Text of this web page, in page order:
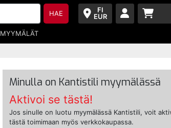
FI
EUR
HAE
MYYMÄLÄT
Minulla on Kantistili myymälässä
Aktivoi se tästä!
Jos sinulle on luotu myymälässä Kantistili, voit
tästä toimimaan myös verkkokaupassa.